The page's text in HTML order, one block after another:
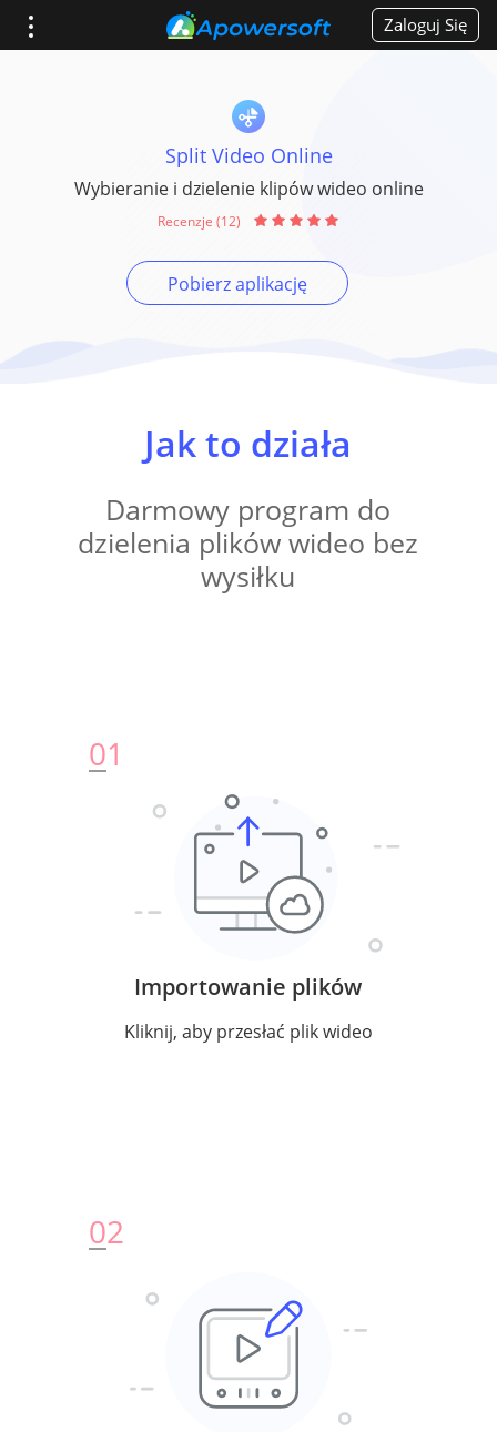
Zaloguj Się
Split Video Online
Wybieranie i dzielenie klipów wideo online
Recenzje (12)
Pobierz aplikację
Jak to działa
Darmowy program do
dzielenia plików wideo bez
wysiłku
01
Importowanie plików
Kliknij, aby przesłać plik wideo
02